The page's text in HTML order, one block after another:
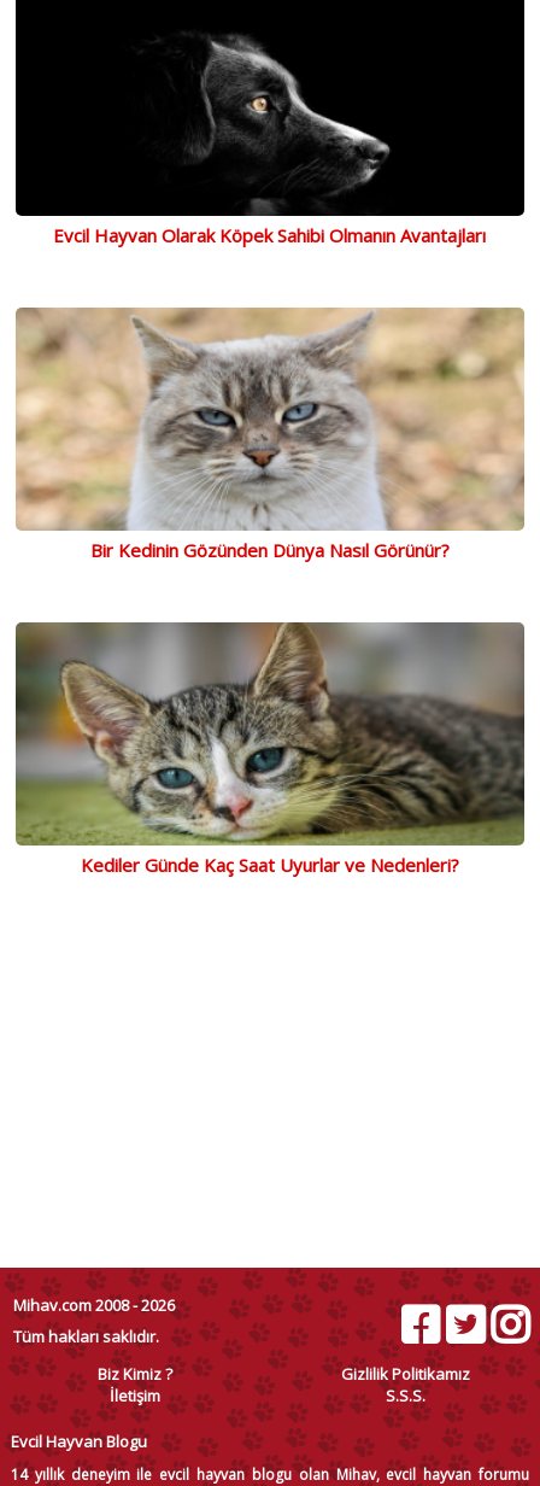
Evcil Hayvan Olarak Köpek Sahibi Olmanın Avantajları
Bir Kedinin Gözünden Dünya Nasıl Görünür?
Kediler Günde Kaç Saat Uyurlar ve Nedenleri?
Mihav.com 2008 - 2026
Tüm hakları saklıdır.
Biz Kimiz ?
Gizlilik Politikamız
İletişim
S.S.S.
Evcil Hayvan Blogu
14 yıllık deneyim ile evcil hayvan blogu olan Mihav, evcil hayvan forumu